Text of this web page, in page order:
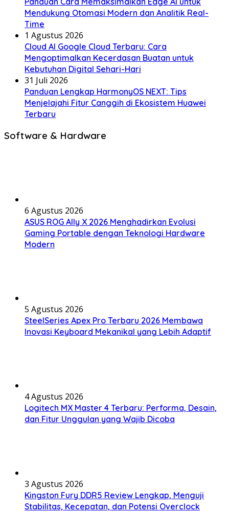
Mendukung Otomasi Modern dan Analitik Real-
Time
1 Agustus 2026
Cloud AI Google Cloud Terbaru: Cara
Mengoptimalkan Kecerdasan Buatan untuk
Kebutuhan Digital Sehari-Hari
31 Juli 2026
Panduan Lengkap HarmonyOS NEXT: Tips
Menjelajahi Fitur Canggih di Ekosistem Huawei
Terbaru
Software & Hardware
6 Agustus 2026
ASUS ROG Ally X 2026 Menghadirkan Evolusi
Gaming Portable dengan Teknologi Hardware
Modern
5 Agustus 2026
SteelSeries Apex Pro Terbaru 2026 Membawa
Inovasi Keyboard Mekanikal yang Lebih Adaptif
4 Agustus 2026
Logitech MX Master 4 Terbaru: Performa, Desain,
dan Fitur Unggulan yang Wajib Dicoba
3 Agustus 2026
Kingston Fury DDR5 Review Lengkap, Menguji
Stabilitas, Kecepatan, dan Potensi Overclock